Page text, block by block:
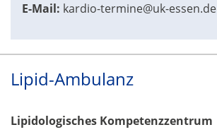
E-Mail: kardio-termine@uk-essen.de
Lipid-Ambulanz
Lipidologisches Kompetenzzentrum